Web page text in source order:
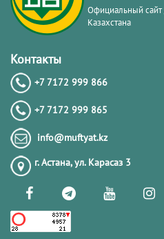
Официальный сайт
Казахстана
Контакты
+7 7172 999 866
+7 7172 999 865
info@muftyat.kz
г. Астана, ул. Карасаз 3